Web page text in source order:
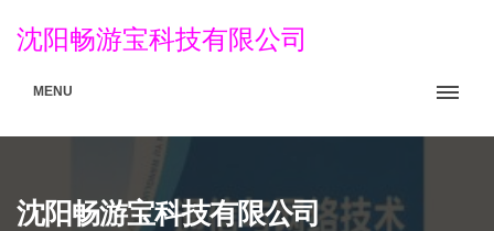
沈阳畅游宝科技有限公司
MENU
沈阳畅游宝科技有限公司